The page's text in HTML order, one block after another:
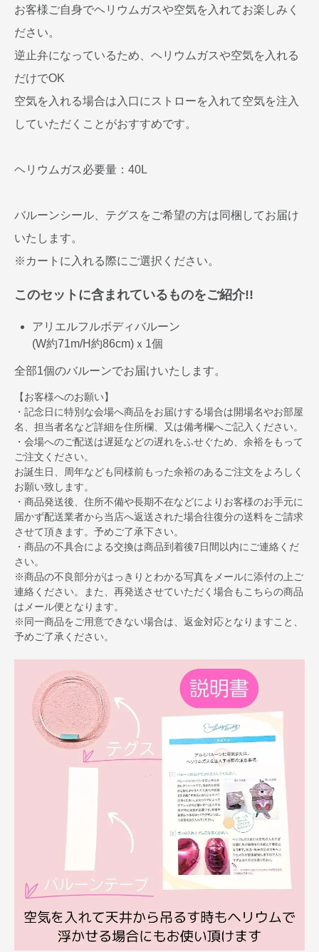
お客様ご自身でヘリウムガスや空気を入れてお楽しみく
ださい。
逆止弁になっているため、ヘリウムガスや空気を入れる
だけでOK
空気を入れる場合は入口にストローを入れて空気を注入
していただくことがおすすめです。
ヘリウムガス必要量：40L
バルーンシール、テグスをご希望の方は同梱してお届け
いたします。
※カートに入れる際にご選択ください。
このセットに含まれているものをご紹介!!
アリエルフルボディバルーン
(W約71m/H約86cm)ｘ1個
全部1個のバルーンでお届けいたします。
【お客様へのお願い】
・記念日に特別な会場へ商品をお届けする場合は開場名やお部屋
名、担当者名など詳細を住所欄、又は備考欄へご記入ください。
・会場へのご配送は遅延などの遅れをふせぐため、余裕をもって
ご注文ください。
お誕生日、周年なども同様前もった余裕のあるご注文をよろしく
お願い致します。
・商品発送後、住所不備や長期不在などによりお客様のお手元に
届かず配送業者から当店へ返送された場合往復分の送料をご請求
させて頂きます。予めご了承下さい。
・商品の不具合による交換は商品到着後7日間以内にご連絡くだ
さい。
※商品の不良部分がはっきりとわかる写真をメールに添付の上ご
連絡ください。また、再発送させていただく場合もこちらの商品
はメール便となります。
※同一商品をご用意できない場合は、返金対応となりますこと、
予めご了承ください。